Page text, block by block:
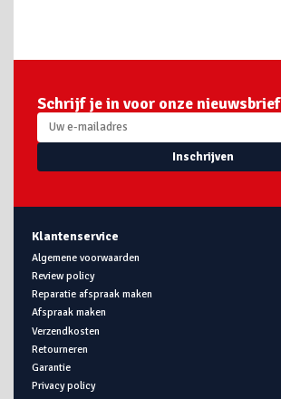
Schrijf je in voor onze nieuwsbrief
Inschrijven
Klantenservice
Algemene voorwaarden
Review policy
Reparatie afspraak maken
Afspraak maken
Verzendkosten
Retourneren
Garantie
Privacy policy